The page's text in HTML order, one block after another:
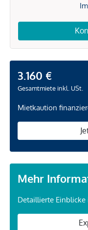
3.160 €
Gesamtmiete inkl. USt.
Mietkaution
Mehr
Detaillierte Einblicke